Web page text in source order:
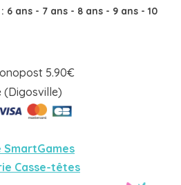
6 ans - 7 ans - 8 ans - 9 ans - 10
5.90€
(Digosville)
Casse-têtes